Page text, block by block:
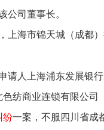
公司董事长。
上海市锦天城（成都
请人上海浦东发展银
纺商业连锁有限公司
纷一案，不服四川省成